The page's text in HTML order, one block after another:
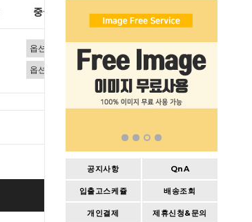
공지사항 QnA
입출고스케쥴 배송조회
개인결제 제휴신청&문의
중국
BUY IT NOW